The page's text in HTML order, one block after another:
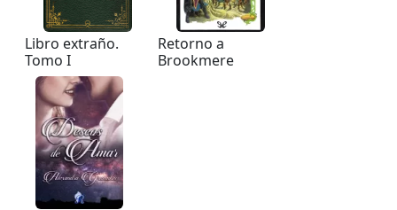
Libro extraño.
Tomo I
Retorno a
Brookmere